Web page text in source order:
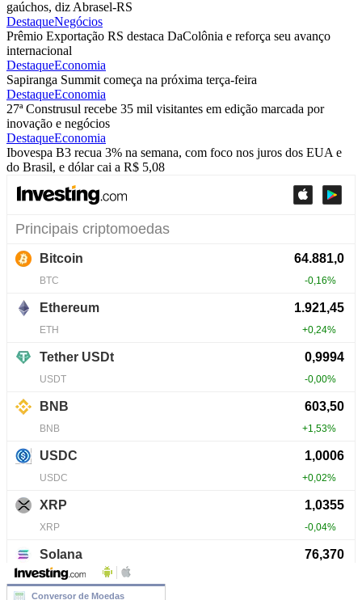
gaúchos, diz Abrasel-RS
DestaqueNegócios
Prêmio Exportação RS destaca DaColônia e reforça seu avanço
internacional
DestaqueEconomia
Sapiranga Summit começa na próxima terça-feira
DestaqueEconomia
27ª Construsul recebe 35 mil visitantes em edição marcada por
inovação e negócios
DestaqueEconomia
Ibovespa B3 recua 3% na semana, com foco nos juros dos EUA e
do Brasil, e dólar cai a R$ 5,08